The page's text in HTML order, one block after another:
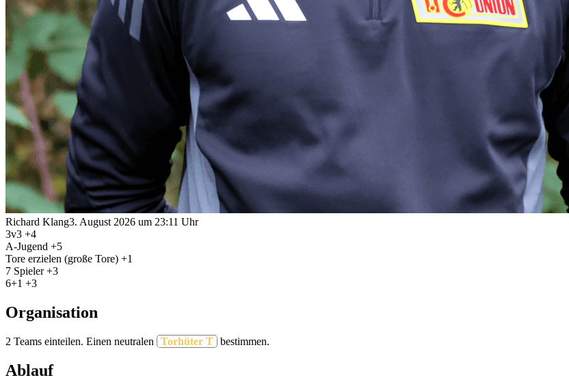
Richard Klang3. August 2026 um 23:11 Uhr
3v3 +4
A-Jugend +5
Tore erzielen (große Tore) +1
7 Spieler +3
6+1 +3
Organisation
2 Teams einteilen. Einen neutralen Torhüter T bestimmen.
Ablauf